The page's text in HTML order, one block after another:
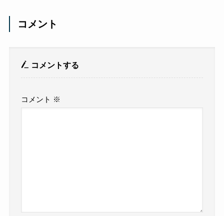
コメント
コメントする
コメント ※